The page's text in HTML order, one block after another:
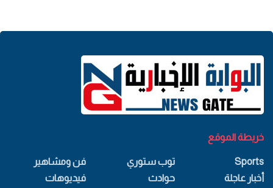
خريطة الموقع
Sports
أخبار عاجلة
توب ستوري
حوادث
فن ومشاهير
فيديوهات